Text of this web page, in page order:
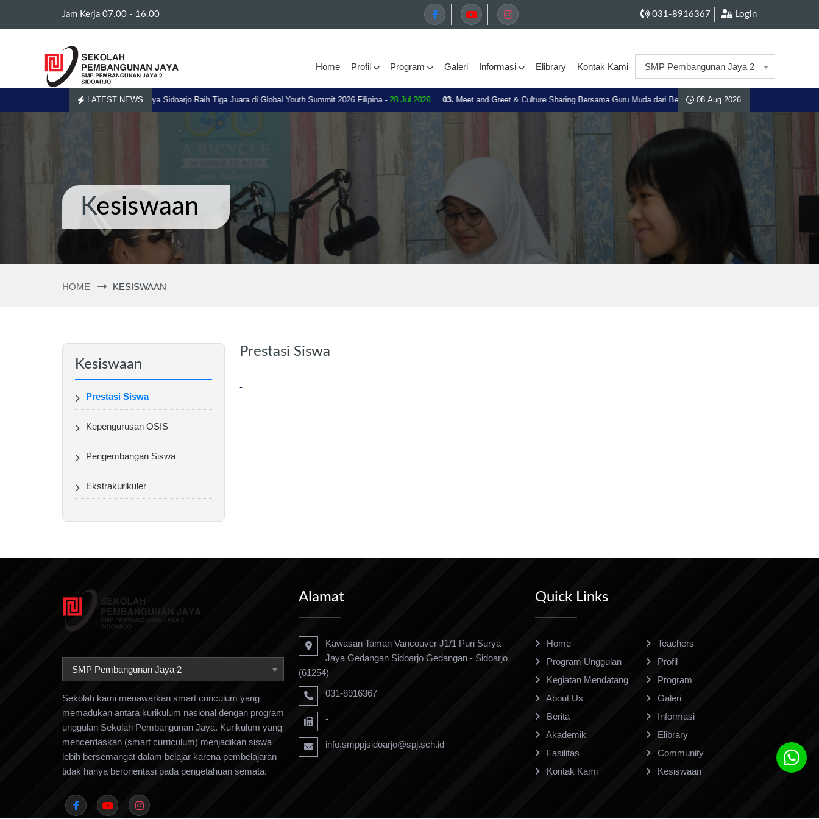
Jam Kerja 07.00 - 16.00 031-8916367 Login
Home Profil Program Galeri Informasi Elibrary Kontak Kami SMP Pembangunan Jaya 2
LATEST NEWS
SMP Pembangunan Jaya Sidoarjo Raih Tiga Juara di Global Youth Summit 2026 Filipina -28.Jul.2026 03.Meet and Greet & Culture Sharing Bersama Guru Muda dari Belanda -27.Apr.2026
08.Aug.2026
Kesiswaan
HOME KESISWAAN
Kesiswaan
Prestasi Siswa
Kepengurusan OSIS
Pengembangan Siswa
Ekstrakurikuler
Prestasi Siswa
-
SMP Pembangunan Jaya 2
Sekolah kami menawarkan smart curiculum yang
memadukan antara kurikulum nasional dengan program
unggulan Sekolah Pembangunan Jaya. Kurikulum yang
mencerdaskan (smart curriculum) menjadikan siswa
lebih bersemangat dalam belajar karena pembelajaran
tidak hanya berorientasi pada pengetahuan semata.
Alamat
Kawasan Taman Vancouver J1/1 Puri Surya
Jaya Gedangan Sidoarjo Gedangan - Sidoarjo
(61254)
031-8916367
-
info.smppjsidoarjo@spj.sch.id
Quick Links
Home
Teachers
Program Unggulan
Profil
Kegiatan Mendatang
Program
About Us
Galeri
Berita
Informasi
Akademik
Elibrary
Fasilitas
Community
Kontak Kami
Kesiswaan